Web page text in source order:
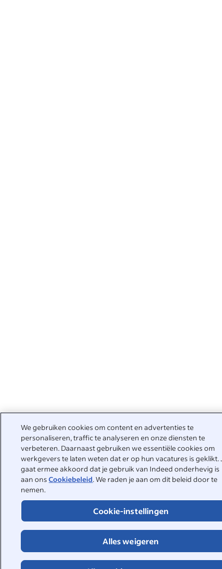
We gebruiken cookies om content en advertenties te
personaliseren, traffic te analyseren en onze diensten te
verbeteren. Daarnaast gebruiken we essentiële cookies om
werkgevers te laten weten dat er op hun vacatures is geklikt.
gaat ermee akkoord dat je gebruik van Indeed onderhevig is
aan onsCookiebeleid. We raden je aan om dit beleid door te
nemen.
Cookie-instellingen
Alles weigeren